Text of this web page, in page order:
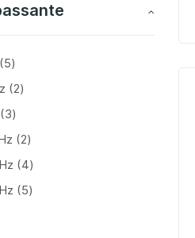
5articles
2articles
3articles
2articles
4articles
5articles